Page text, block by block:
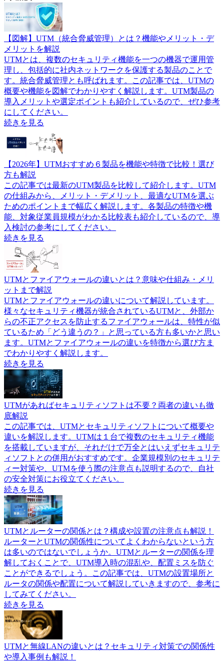
【図解】UTM（統合脅威管理）とは？機能やメリット・デ
メリットを解説
UTMとは、複数のセキュリティ機能を一つの機器で運用管
理し、包括的に社内ネットワークを保護する製品のことで
す。統合脅威管理とも呼ばれます。この記事では、UTMの
概要や機能を図解でわかりやすく解説します。UTM製品の
導入メリットや選定ポイントも紹介しているので、ぜひ参考
にしてください。
続きを見る
【2026年】UTMおすすめ６製品を機能や特徴で比較！選び
方も解説
この記事では最新のUTM製品を比較して紹介します。UTM
の仕組みから、メリット・デメリット、最適なUTMを選ぶ
ためのポイントまで幅広く解説します。各製品の特徴や機
能、対象従業員規模がわかる比較表も紹介しているので、導
入検討の参考にしてください。
続きを見る
UTMとファイアウォールの違いとは？意味や仕組み・メリ
ットまで解説
UTMとファイアウォールの違いについて解説しています。
様々なセキュリティ機器が統合されているUTMと、外部か
らの不正アクセスを防止するファイアウォールは、特性が似
ているため「どう違うの？」と思っている方も多いかと思い
ます。UTMとファイアウォールの違いを特徴から選び方ま
でわかりやすく解説します。
続きを見る
UTMがあればセキュリティソフトは不要？両者の違いも徹
底解説
この記事では、UTMとセキュリティソフトについて概要や
違いを解説します。UTMは１台で複数のセキュリティ機能
を搭載していますが、それだけで万全とはいえずセキュリテ
ィソフトとの併用がおすすめです。企業規模別のセキュリテ
ィー対策や、UTMを使う際の注意点も説明するので、自社
の安全対策にお役立てください。
続きを見る
UTMとルーターの関係とは？構成や設置の注意点も解説！
ルーターとUTMの関係性についてよくわからないという方
は多いのではないでしょうか。UTMとルーターの関係を理
解しておくことで、UTM導入時の混乱や、配置ミスを防ぐ
ことができるでしょう。この記事では、UTMの設置場所と
ルータの関係や配置について解説していきますので、参考に
してみてください。
続きを見る
UTMと無線LANの違いとは？セキュリティ対策での関係性
や導入事例も解説！